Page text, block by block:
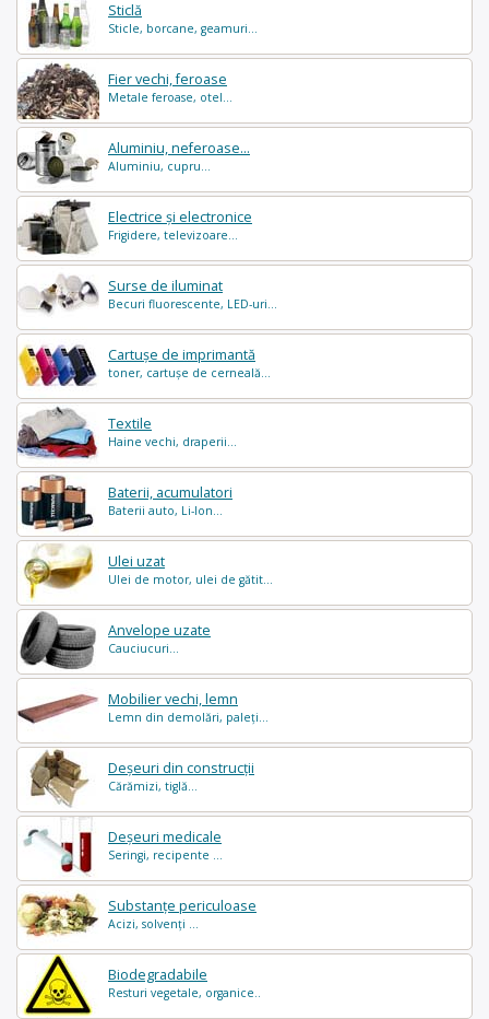
Sticlă
Sticle, borcane, geamuri...
Fier vechi, feroase
Metale feroase, otel...
Aluminiu, neferoase...
Aluminiu, cupru...
Electrice și electronice
Frigidere, televizoare...
Surse de iluminat
Becuri fluorescente, LED-uri...
Cartușe de imprimantă
toner, cartușe de cerneală...
Textile
Haine vechi, draperii...
Baterii, acumulatori
Baterii auto, Li-Ion...
Ulei uzat
Ulei de motor, ulei de gătit...
Anvelope uzate
Cauciucuri...
Mobilier vechi, lemn
Lemn din demolări, paleți...
Deșeuri din construcții
Cărămizi, tiglă...
Deșeuri medicale
Seringi, recipente ...
Substanțe periculoase
Acizi, solvenți ...
Biodegradabile
Resturi vegetale, organice..